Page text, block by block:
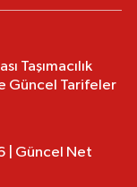
Taşımacılık
Güncel Tarifeler
| Güncel Net